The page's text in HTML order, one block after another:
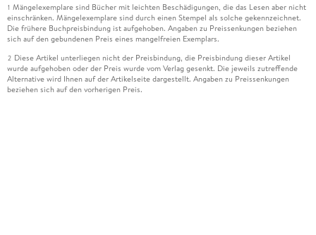
1 Mängelexemplare sind Bücher mit leichten Beschädigungen, die das Lesen aber nicht
einschränken. Mängelexemplare sind durch einen Stempel als solche gekennzeichnet.
Die frühere Buchpreisbindung ist aufgehoben. Angaben zu Preissenkungen beziehen
sich auf den gebundenen Preis eines mangelfreien Exemplars.
2 Diese Artikel unterliegen nicht der Preisbindung, die Preisbindung dieser Artikel
wurde aufgehoben oder der Preis wurde vom Verlag gesenkt. Die jeweils zutreffende
Alternative wird Ihnen auf der Artikelseite dargestellt. Angaben zu Preissenkungen
beziehen sich auf den vorherigen Preis.